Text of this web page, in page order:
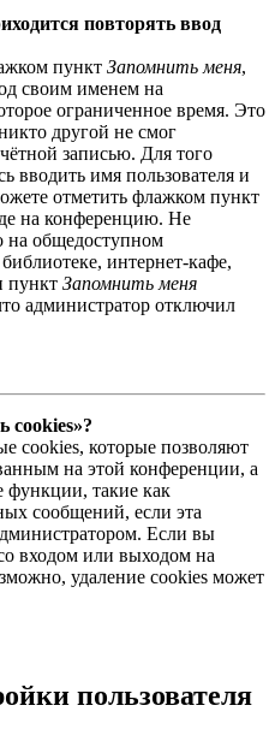
повторять ввод
пункт Запомнить меня,
своим именем на
ограниченное время. Это
другой не смог
записью. Для того
вводить имя пользователя и
отметить флажком пункт
на конференцию. Не
на общедоступном
интернет-кафе,
пункт Запомнить меня
администратор отключил
cookies»?
cookies, которые позволяют
на этой конференции, а
функции, такие как
сообщений, если эта
Если вы
входом или выходом на
удаление cookies может
пользователя